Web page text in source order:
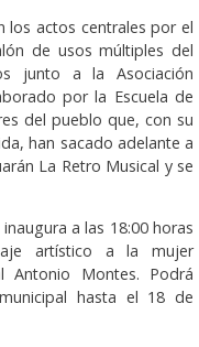
los actos centrales por el
de usos múltiples del
junto a la Asociación
por la Escuela de
del pueblo que, con su
han sacado adelante a
La Retro Musical y se
a las 18:00 horas
artístico a la mujer
Antonio Montes. Podrá
hasta el 18 de